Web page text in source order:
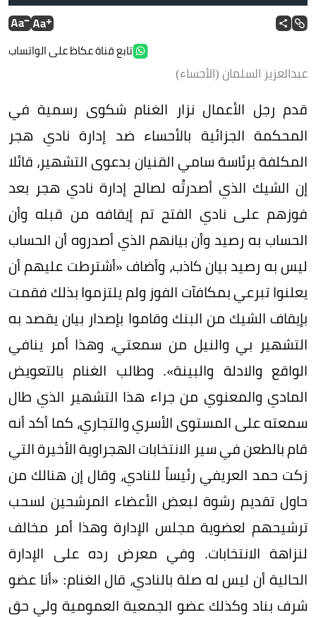
صحيفة الدعوى.
تابع قناة عكاظ على الواتساب
عبدالعزيز السلمان (الأحساء)
قدم رجل الأعمال نزار الغنام شكوى رسمية في
المحكمة الجزائية بالأحساء ضد إدارة نادي هجر
المكلفة برئاسة سامي القنيان بدعوى التشهير، قائلا
إن الشيك الذي أصدرتُه لصالح إدارة نادي هجر بعد
فوزهم على نادي الفتح تم إيقافه من قبله وأن
الحساب به رصيد وأن بيانهم الذي أصدروه أن الحساب
ليس به رصيد بيان كاذب، وأضاف «أشترطت عليهم أن
يعلنوا تبرعي بمكافآت الفوز ولم يلتزموا بذلك فقمت
بإيقاف الشيك من البنك وقاموا بإصدار بيان يقصد به
التشهير بي والنيل من سمعتي، وهذا أمر ينافي
الواقع والادلة والبينة». وطالب الغنام بالتعويض
المادي والمعنوي من جراء هذا التشهير الذي طال
سمعته على المستوى الأسري والتجاري، كما أكد أنه
قام بالطعن في سير الانتخابات الهجراوية الأخيرة التي
زكت حمد العريفي رئيساً للنادي، وقال إن هنالك من
حاول تقديم رشوة لبعض الأعضاء المرشحين لسحب
ترشيحهم لعضوية مجلس الإدارة وهذا أمر مخالف
لنزاهة الانتخابات. وفي معرض رده على الإدارة
الحالية أن ليس له صلة بالنادي، قال الغنام: «أنا عضو
شرف بناد وكذلك عضو الجمعية العمومية ولي حق